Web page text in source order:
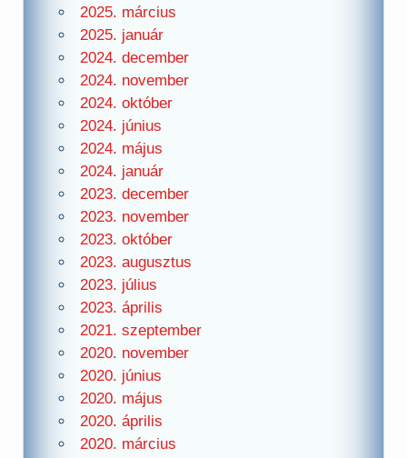
2025. március
2025. január
2024. december
2024. november
2024. október
2024. június
2024. május
2024. január
2023. december
2023. november
2023. október
2023. augusztus
2023. július
2023. április
2021. szeptember
2020. november
2020. június
2020. május
2020. április
2020. március